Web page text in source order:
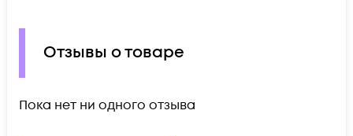
Отзывы о товаре
Пока нет ни одного отзыва